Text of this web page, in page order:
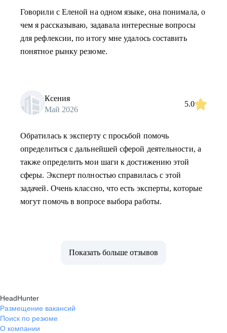
Говорили с Еленой на одном языке, она понимала, о
чем я рассказываю, задавала интересные вопросы
для рефлексии, по итогу мне удалось составить
понятное рынку резюме.
Ксения
Май 2026
5.0
Обратилась к эксперту с просьбой помочь
определиться с дальнейшей сферой деятельности, а
также определить мои шаги к достижению этой
сферы. Эксперт полностью справилась с этой
задачей. Очень классно, что есть эксперты, которые
могут помочь в вопросе выбора работы.
Показать больше отзывов
HeadHunter
Размещение вакансий
Поиск по резюме
О компании